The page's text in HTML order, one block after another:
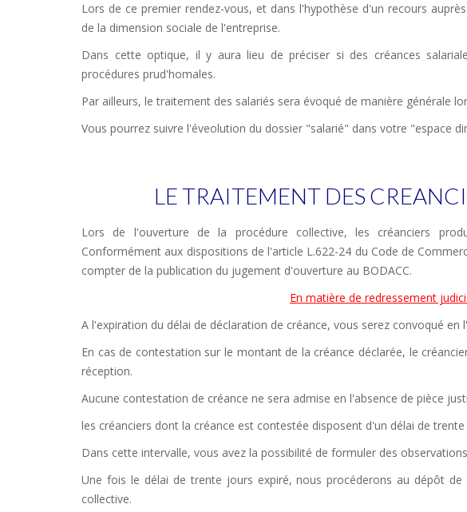
Lors de ce premier rendez-vous, et dans l'hypothèse d'un recours
de la dimension sociale de l'entreprise.
Dans cette optique, il y aura lieu de préciser si des créances
procédures prud'homales.
Par ailleurs, le traitement des salariés sera évoqué de manière générale
Vous pourrez suivre l'éveolution du dossier "salarié" dans votre "espace
LE TRAITEMENT DES
Lors de l'ouverture de la procédure collective, les créanciers
Conformément aux dispositions de l'article L.622-24 du Code de
compter de la publication du jugement d'ouverture au BODACC.
En matière de redressement
A l'expiration du délai de déclaration de créance, vous serez convoqué
En cas de contestation sur le montant de la créance déclarée, le
réception.
Aucune contestation de créance ne sera admise en l'absence de pièce
les créanciers dont la créance est contestée disposent d'un délai de
Dans cette intervalle, vous avez la possibilité de formuler des
Une fois le délai de trente jours expiré, nous procéderons au dépôt
collective.